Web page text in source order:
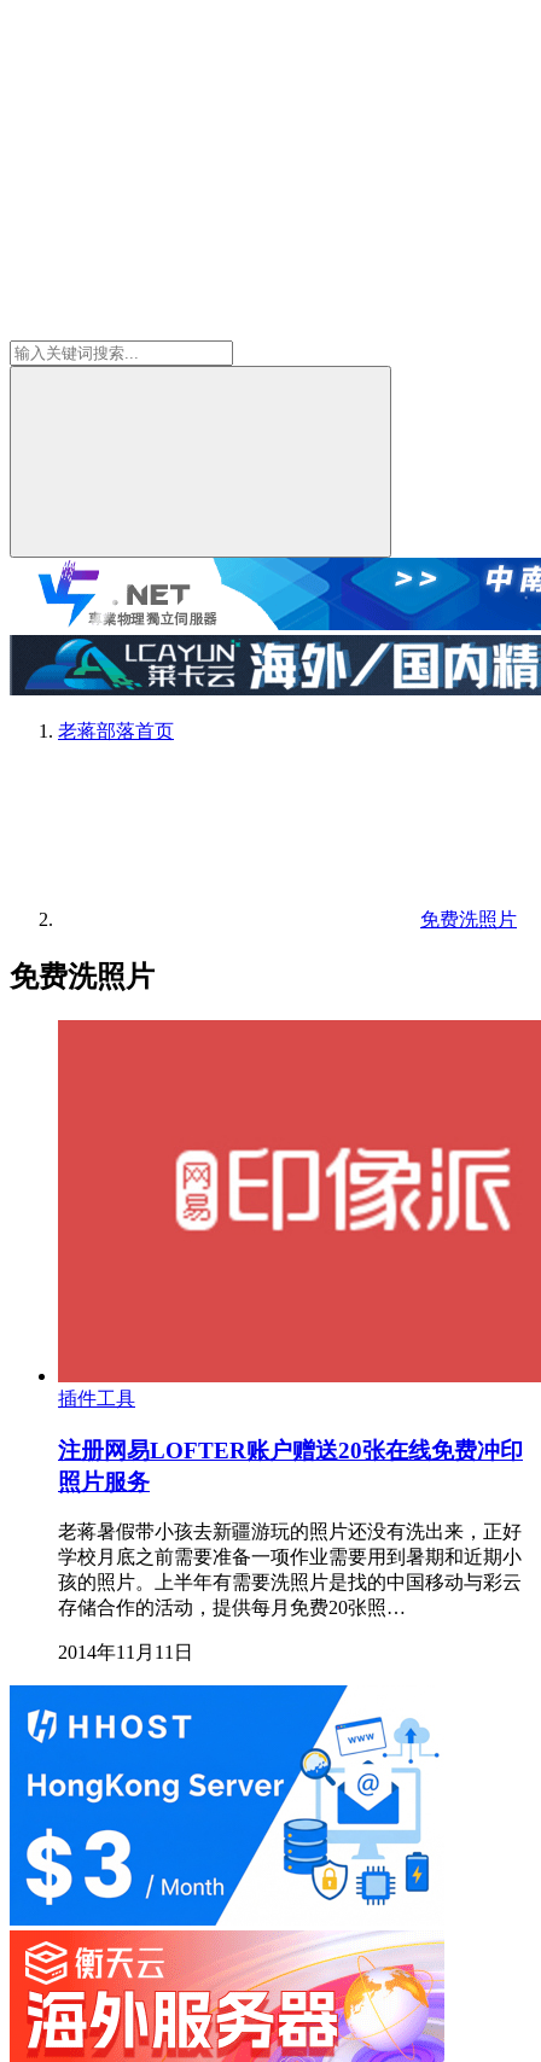
老蒋部落首页
免费洗照片
免费洗照片
插件工具
注册网易LOFTER账户赠送20张在线免费冲印
照片服务
老蒋暑假带小孩去新疆游玩的照片还没有洗出来，正好
学校月底之前需要准备一项作业需要用到暑期和近期小
孩的照片。上半年有需要洗照片是找的中国移动与彩云
存储合作的活动，提供每月免费20张照…
2014年11月11日